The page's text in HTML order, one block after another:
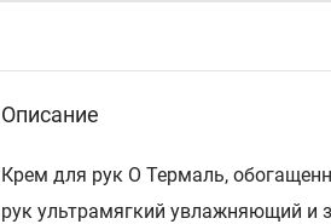
Описание
Крем для рук О Термаль,
рук ультрамягкий увлажняющий и